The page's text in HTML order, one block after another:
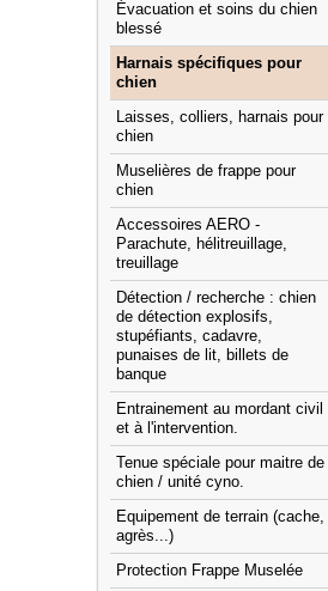
Évacuation et soins du chien
blessé
Harnais spécifiques pour
chien
Laisses, colliers, harnais pour
chien
Muselières de frappe pour
chien
Accessoires AERO -
Parachute, hélitreuillage,
treuillage
Détection / recherche : chien
de détection explosifs,
stupéfiants, cadavre,
punaises de lit, billets de
banque
Entrainement au mordant civil
et à l'intervention.
Tenue spéciale pour maitre de
chien / unité cyno.
Equipement de terrain (cache,
agrès...)
Protection Frappe Muselée